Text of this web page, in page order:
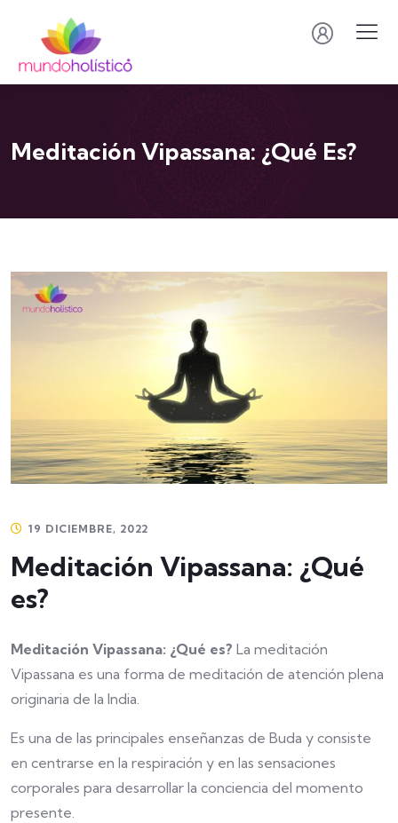
Meditación Vipassana: ¿Qué Es?
19 DICIEMBRE, 2022
Meditación Vipassana: ¿Qué
es?
Meditación Vipassana: ¿Qué es? La meditación
Vipassana es una forma de meditación de atención plena
originaria de la India.
Es una de las principales enseñanzas de Buda y consiste
en centrarse en la respiración y en las sensaciones
corporales para desarrollar la conciencia del momento
presente.